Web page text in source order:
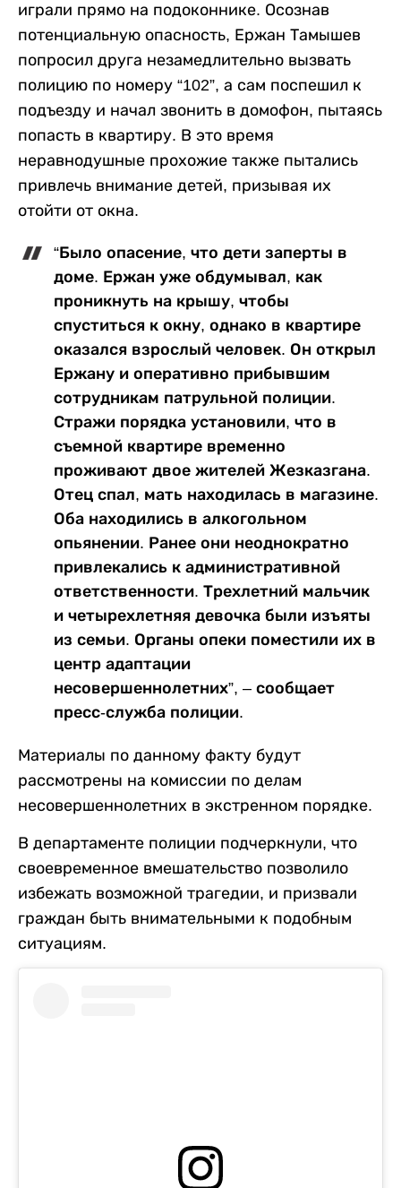
играли прямо на подоконнике. Осознав
потенциальную опасность, Ержан Тамышев
попросил друга незамедлительно вызвать
полицию по номеру “102”, а сам поспешил к
подъезду и начал звонить в домофон, пытаясь
попасть в квартиру. В это время
неравнодушные прохожие также пытались
привлечь внимание детей, призывая их
отойти от окна.
“Было опасение, что дети заперты в
доме. Ержан уже обдумывал, как
проникнуть на крышу, чтобы
спуститься к окну, однако в квартире
оказался взрослый человек. Он открыл
Ержану и оперативно прибывшим
сотрудникам патрульной полиции.
Стражи порядка установили, что в
съемной квартире временно
проживают двое жителей Жезказгана.
Отец спал, мать находилась в магазине.
Оба находились в алкогольном
опьянении. Ранее они неоднократно
привлекались к административной
ответственности. Трехлетний мальчик
и четырехлетняя девочка были изъяты
из семьи. Органы опеки поместили их в
центр адаптации
несовершеннолетних”, – сообщает
пресс-служба полиции.
Материалы по данному факту будут
рассмотрены на комиссии по делам
несовершеннолетних в экстренном порядке.
В департаменте полиции подчеркнули, что
своевременное вмешательство позволило
избежать возможной трагедии, и призвали
граждан быть внимательными к подобным
ситуациям.